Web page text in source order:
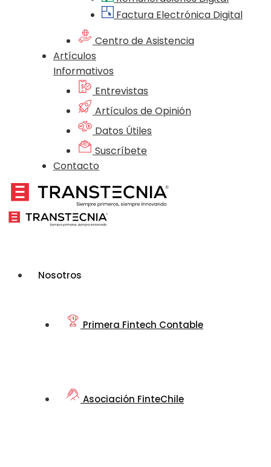
Factura Electrónica Digital
Centro de Asistencia
Artículos
Informativos
Entrevistas
Artículos de Opinión
Datos Útiles
Suscríbete
Contacto
Nosotros
Primera Fintech Contable
Asociación FinteChile